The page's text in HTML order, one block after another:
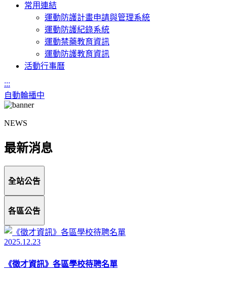
常用連結
運動防護計畫申請與管理系統
運動防護紀錄系統
運動禁藥教育資訊
運動防護教育資訊
活動行事曆
:::
自動輪播中
NEWS
最新消息
全站公告
各區公告
2025.12.23
《徵才資訊》各區學校待聘名單